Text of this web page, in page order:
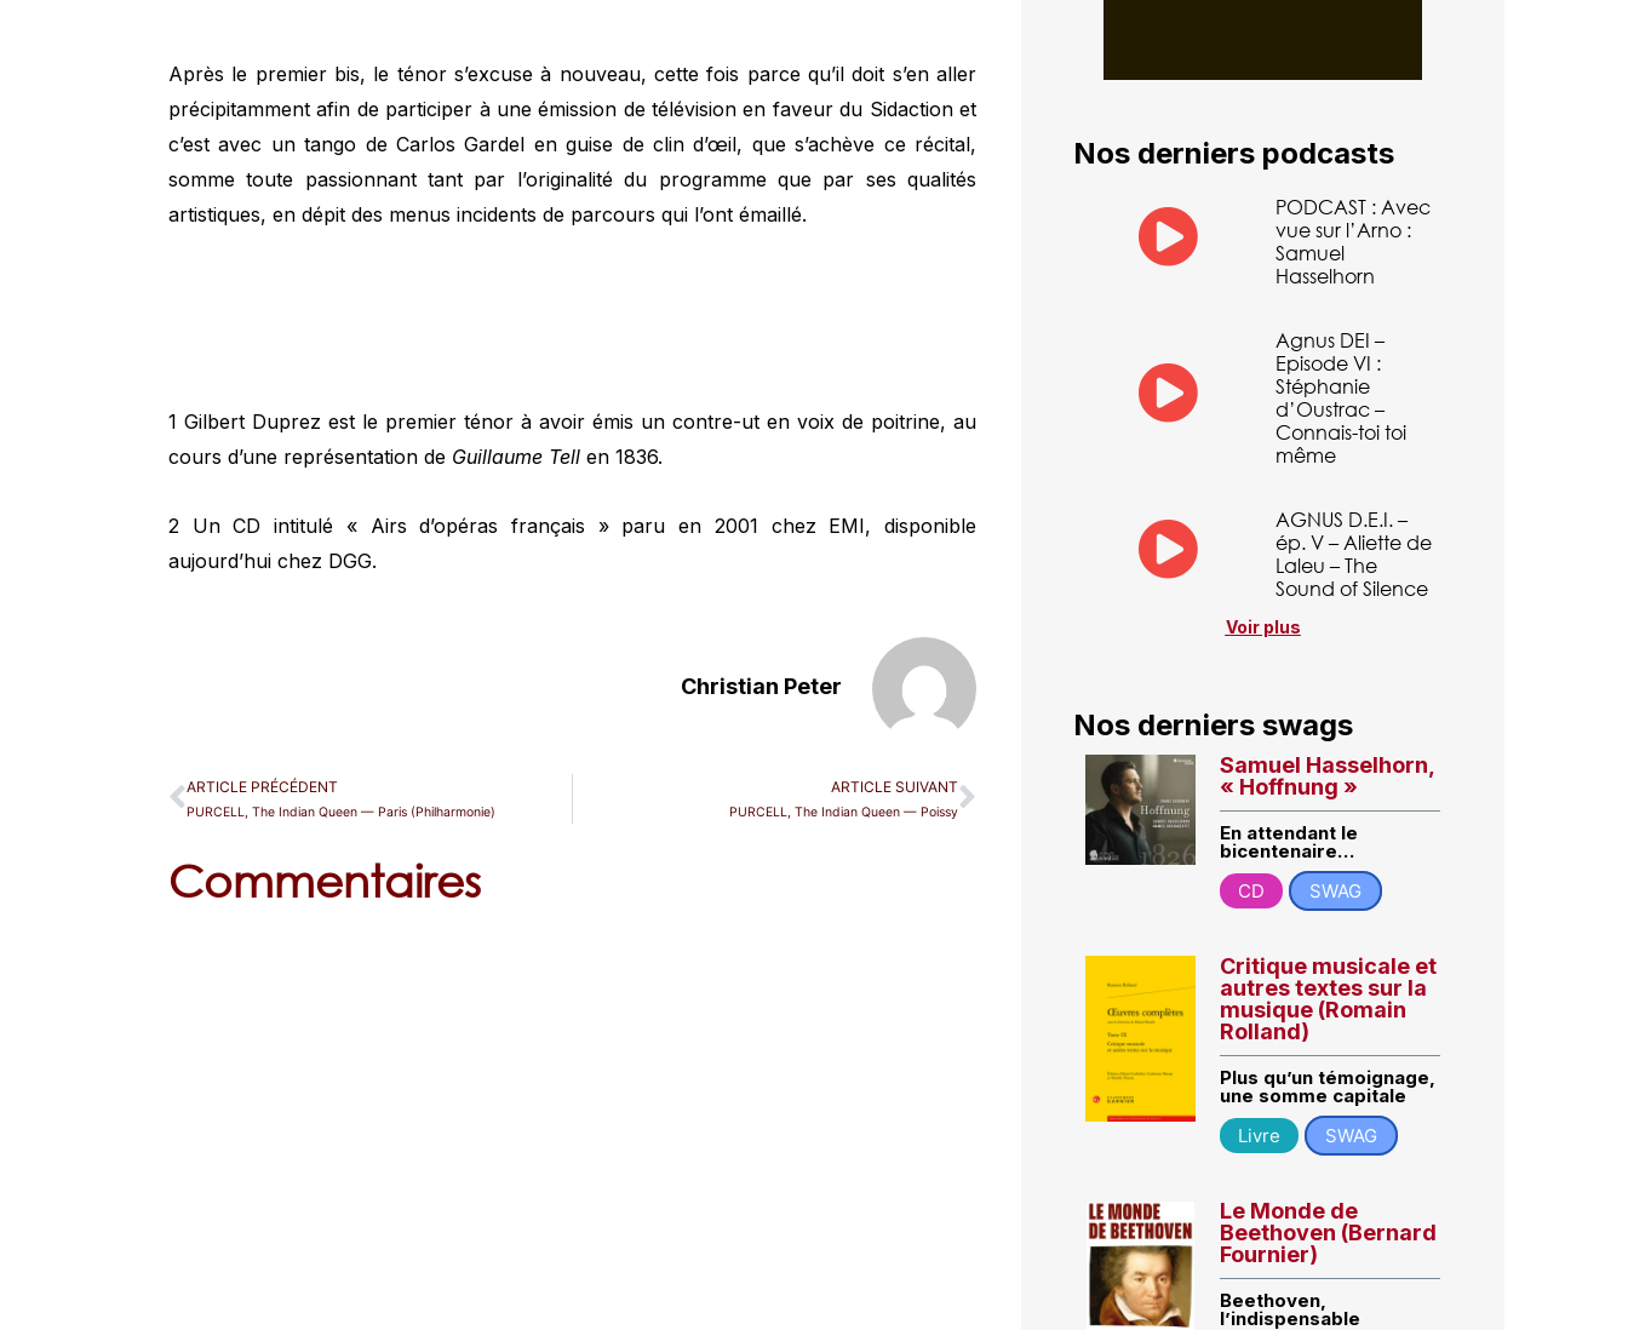
Après le premier bis, le ténor s’excuse à nouveau, cette fois parce qu’il doit s’en aller
précipitamment afin de participer à une émission de télévision en faveur du Sidaction et
c’est avec un tango de Carlos Gardel en guise de clin d’œil, que s’achève ce récital,
somme toute passionnant tant par l’originalité du programme que par ses qualités
artistiques, en dépit des menus incidents de parcours qui l’ont émaillé.
1 Gilbert Duprez est le premier ténor à avoir émis un contre-ut en voix de poitrine, au
cours d’une représentation de Guillaume Tell en 1836.
2 Un CD intitulé « Airs d’opéras français » paru en 2001 chez EMI, disponible
aujourd’hui chez DGG.
Christian Peter
ARTICLE PRÉCÉDENT
PURCELL, The Indian Queen — Paris (Philharmonie)
ARTICLE SUIVANT
PURCELL, The Indian Queen — Poissy
Commentaires
Nos derniers podcasts
PODCAST : Avec
vue sur l’Arno :
Samuel
Hasselhorn
Agnus DEI –
Episode VI :
Stéphanie
d’Oustrac –
Connais-toi toi
même
AGNUS D.E.I. –
ép. V – Aliette de
Laleu – The
Sound of Silence
Voir plus
Nos derniers swags
Samuel Hasselhorn,
« Hoffnung »
En attendant le
bicentenaire…
CD
SWAG
Critique musicale et
autres textes sur la
musique (Romain
Rolland)
Plus qu’un témoignage,
une somme capitale
Livre
SWAG
Le Monde de
Beethoven (Bernard
Fournier)
Beethoven,
l’indispensable